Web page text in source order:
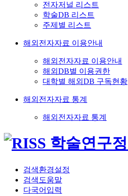
전자저널 리스트
학술DB 리스트
주제별 리스트
해외전자자료 이용안내
해외전자자료 이용안내
해외DB별 이용권한
대학별 해외DB 구독현황
해외전자자료 통계
해외전자자료 통계
검색환경설정
검색도움말
다국어입력